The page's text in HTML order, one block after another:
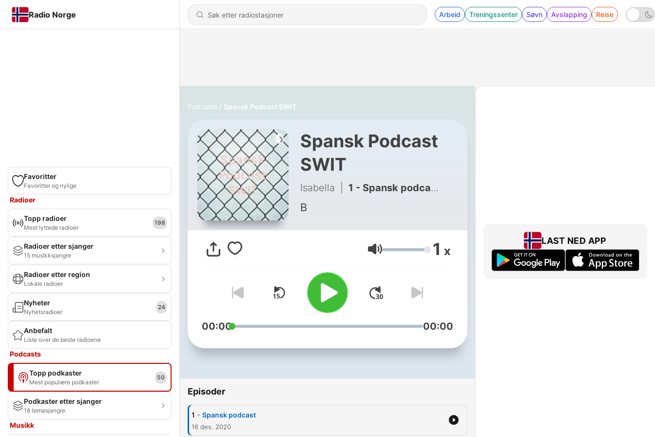
Radio Norge Arbeid Treningssenter Søvn Avslapping Reise
Favoritter
Favoritter og nylige
Radioer
Topp radioer
Mest lyttede radioer
198
Radioer etter sjanger
15 musikksjangre
Radioer etter region
Lokale radioer
Nyheter
Nyhetsradioer
24
Anbefalt
Liste over de beste radioene
Podcasts
Topp podkaster
Mest populære podkaster
50
Podkaster etter sjanger
18 temasjangre
Musikk
Podcasts Spansk Podcast SWIT
Spansk Podcast
SWIT
Isabella 1 - Spansk podcast
B
Volum 1 x
00:00 00:00
Episoder
1 - Spansk podcast
16 des. 2020
LAST NED APP